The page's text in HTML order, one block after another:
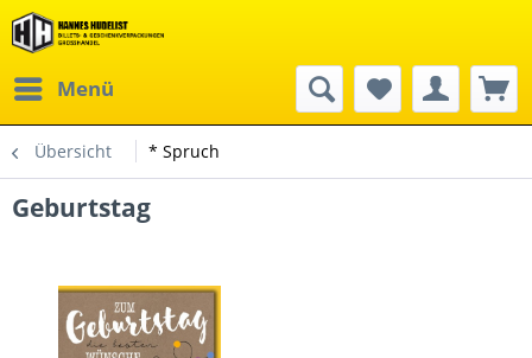
Menü
Übersicht * Spruch
Geburtstag